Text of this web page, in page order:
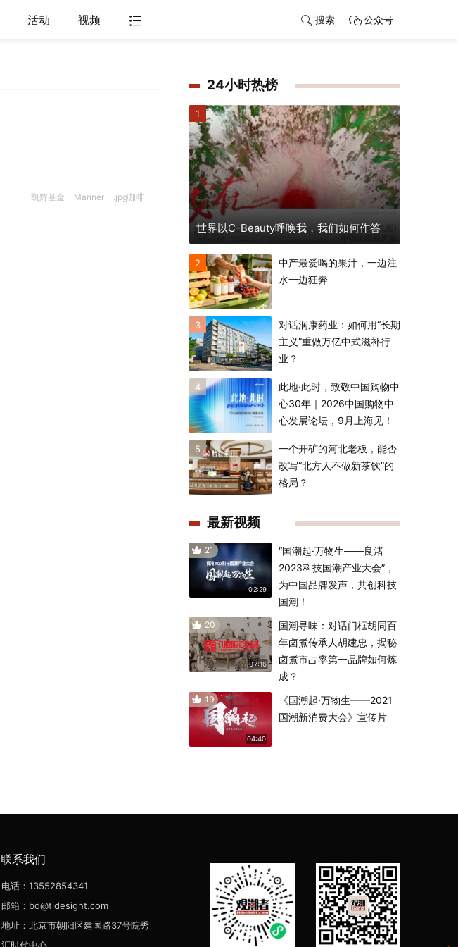
活动 视频 搜索 公众号
凯辉基金 Manner .jpg咖啡
24小时热榜
1
世界以C-Beauty呼唤我，我们如何作答
2
中产最爱喝的果汁，一边注
水一边狂奔
3
对话润康药业：如何用“长期
主义”重做万亿中式滋补行
业？
4
此地·此时，致敬中国购物中
心30年｜2026中国购物中
心发展论坛，9月上海见！
5
一个开矿的河北老板，能否
改写“北方人不做新茶饮”的
格局？
最新视频
21
02:29
“国潮起·万物生——良渚
2023科技国潮产业大会”，
为中国品牌发声，共创科技
国潮！
20
07:16
国潮寻味：对话门框胡同百
年卤煮传承人胡建忠，揭秘
卤煮市占率第一品牌如何炼
成？
19
04:40
《国潮起·万物生——2021
国潮新消费大会》宣传片
联系我们
电话：13552854341
邮箱：bd@tidesight.com
地址：北京市朝阳区建国路37号院秀